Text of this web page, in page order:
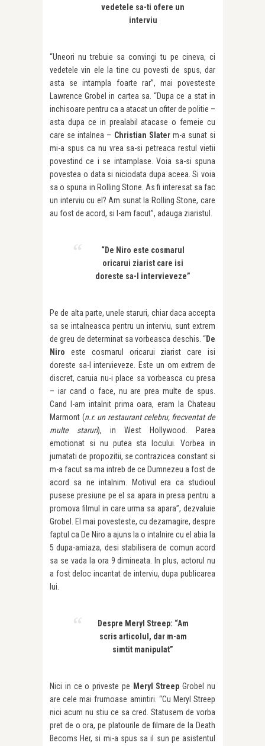
vedetele sa-ti ofere un
interviu
“Uneori nu trebuie sa convingi tu pe cineva, ci
vedetele vin ele la tine cu povesti de spus, dar
asta se intampla foarte rar”, mai povesteste
Lawrence Grobel in cartea sa. “Dupa ce a stat in
inchisoare pentru ca a atacat un ofiter de politie –
asta dupa ce in prealabil atacase o femeie cu
care se intalnea – Christian Slaterm-a sunat si
mi-a spus ca nu vrea sa-si petreaca restul vietii
povestind ce i se intamplase. Voia sa-si spuna
povestea o data si niciodata dupa aceea. Si voia
sa o spuna in Rolling Stone. As fi interesat sa fac
un interviu cu el? Am sunat la Rolling Stone, care
au fost de acord, si l-am facut”, adauga ziaristul.
“De Niro este cosmarul
oricarui ziarist care isi
doreste sa-l intervieveze”
Pe de alta parte, unele staruri, chiar daca accepta
sa se intalneasca pentru un interviu, sunt extrem
de greu de determinat sa vorbeasca deschis. “De
Niro este cosmarul oricarui ziarist care isi
doreste sa-l intervieveze. Este un om extrem de
discret, caruia nu-i place sa vorbeasca cu presa
– iar cand o face, nu are prea multe de spus.
Cand l-am intalnit prima oara, eram la Chateau
Marmont (n.r. un restaurant celebru, frecventat de
multe staruri), in West Hollywood. Parea
emotionat si nu putea sta locului. Vorbea in
jumatati de propozitii, se contrazicea constant si
m-a facut sa ma intreb de ce Dumnezeu a fost de
acord sa ne intalnim. Motivul era ca studioul
pusese presiune pe el sa apara in presa pentru a
promova filmul in care urma sa apara”, dezvaluie
Grobel. El mai povesteste, cu dezamagire, despre
faptul ca De Niro a ajuns la o intalnire cu el abia la
5 dupa-amiaza, desi stabilisera de comun acord
sa se vada la ora 9 dimineata. In plus, actorul nu
a fost deloc incantat de interviu, dupa publicarea
lui.
Despre Meryl Streep: “Am
scris articolul, dar m-am
simtit manipulat”
Nici in ce o priveste pe Meryl Streep Grobel nu
are cele mai frumoase amintiri. “Cu Meryl Streep
nici acum nu stiu ce sa cred. Statusem de vorba
pret de o ora, pe platourile de filmare de la Death
Becoms Her, si mi-a spus sa il sun pe asistentul